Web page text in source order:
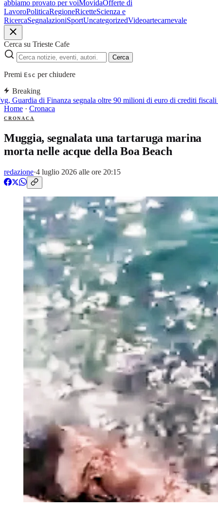
abbiamo provato per voiMovidaOfferte di
LavoroPoliticaRegioneRicetteScienza e
RicercaSegnalazioniSportUncategorizedVideoartecarnevale
Cerca su Trieste Cafe
Cerca
Premi Esc per chiudere
Breaking
Guardia di Finanza segnala oltre 90 milioni di euro di crediti fiscali
Home · Cronaca
CRONACA
Muggia, segnalata una tartaruga marina
morta nelle acque della Boa Beach
redazione·4 luglio 2026 alle ore 20:15